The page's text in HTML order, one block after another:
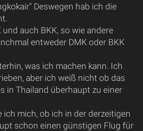
Deswegen hab ich die
und auch BKK, so wie andere
entweder DMK oder BKK
was ich machen kann. Ich
aber ich weiß nicht ob das
in Thailand überhaupt zu einer
ich mich, ob ich in der derzeitigen
schon einen günstigen Flug für